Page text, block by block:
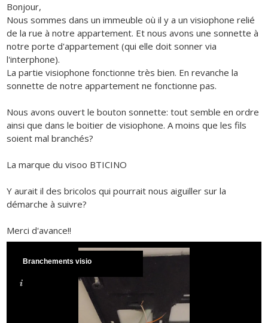
Bonjour,
Nous sommes dans un immeuble où il y a un visiophone relié
de la rue à notre appartement. Et nous avons une sonnette à
notre porte d'appartement (qui elle doit sonner via
l'interphone).
La partie visiophone fonctionne très bien. En revanche la
sonnette de notre appartement ne fonctionne pas.
Nous avons ouvert le bouton sonnette: tout semble en ordre
ainsi que dans le boitier de visiophone. A moins que les fils
soient mal branchés?
La marque du visoo BTICINO
Y aurait il des bricolos qui pourrait nous aiguiller sur la
démarche à suivre?
Merci d'avance!!
Branchements visio